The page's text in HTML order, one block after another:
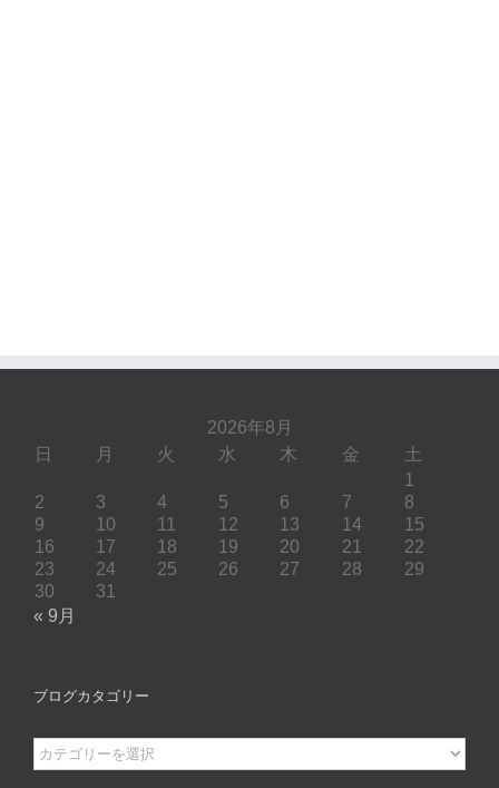
2026年8月
日
月 火 水 木 金
土
1
2
3 4 5 6 7
8
9
10 11 12 13 14
15
16
17 18 19 20 21
22
23
24 25 26 27 28
29
30
31
« 9月
ブログカタゴリー
ブ
ロ